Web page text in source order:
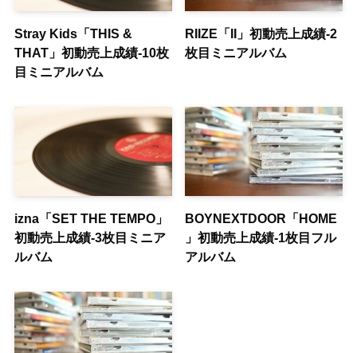
Stray Kids「THIS &
THAT」初動売上成績-10枚
目ミニアルバム
RIIZE「II」初動売上成績-2
枚目ミニアルバム
izna「SET THE TEMPO」
初動売上成績-3枚目ミニア
ルバム
BOYNEXTDOOR「HOME
」初動売上成績-1枚目フル
アルバム